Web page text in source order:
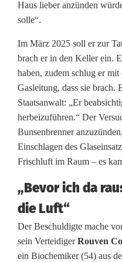
d
e
r
Z
w
a
n
g
s
v
e
Haus lieber anzünden
solle“.
Im März 2025 soll er zur
brach er in den Keller ein.
haben, zudem schlug er
Gasleitung, dass sie brach.
Staatsanwalt: „Er
herbeizuführen.“ Der
Bunsenbrenner
Einschlagen des
Frischluft im Raum – es
„Bevor ich da
die Luft“
Der Beschuldigte mache
sein VerteidigerRouven
ein Biochemiker (54) aus